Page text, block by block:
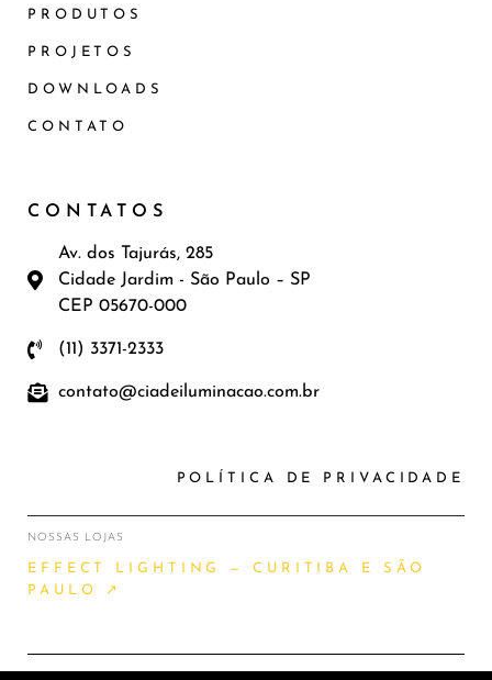
PRODUTOS
PROJETOS
DOWNLOADS
CONTATO
CONTATOS
Av. dos Tajurás, 285
Cidade Jardim - São Paulo – SP
CEP 05670-000
(11) 3371-2333
contato@ciadeiluminacao.com.br
POLÍTICA DE PRIVACIDADE
NOSSAS LOJAS
EFFECT LIGHTING — CURITIBA E SÃO
PAULO ↗